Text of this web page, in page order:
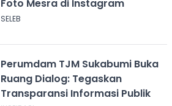
Foto Mesra di Instagram
SELEB
Perumdam TJM Sukabumi Buka
Ruang Dialog: Tegaskan
Transparansi Informasi Publik